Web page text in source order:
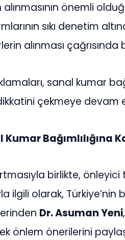
önemli
sıkı denetim
alınması çağrısında
sanal kumar
çekmeye devam
Bağımlılığına
birlikte,
olarak, Türkiye’nin
Dr. Asuman Yeni
önlem önerilerini